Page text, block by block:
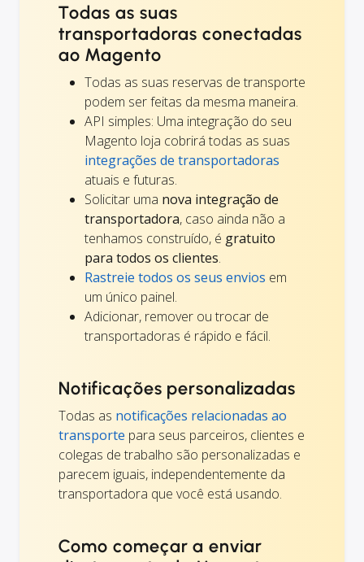
Todas as suas
transportadoras conectadas
ao Magento
Todas as suas reservas de transporte
podem ser feitas da mesma maneira.
API simples: Uma integração do seu
Magento loja cobrirá todas as suas
integrações de transportadoras
atuais e futuras.
Solicitar uma nova integração de
transportadora, caso ainda não a
tenhamos construído, é gratuito
para todos os clientes.
Rastreie todos os seus envios em
um único painel.
Adicionar, remover ou trocar de
transportadoras é rápido e fácil.
Notificações personalizadas
Todas as notificações relacionadas ao
transporte para seus parceiros, clientes e
colegas de trabalho são personalizadas e
parecem iguais, independentemente da
transportadora que você está usando.
Como começar a enviar